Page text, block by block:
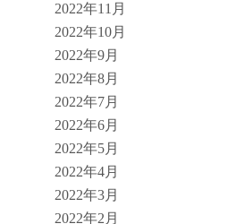
2022年11月
2022年10月
2022年9月
2022年8月
2022年7月
2022年6月
2022年5月
2022年4月
2022年3月
2022年2月